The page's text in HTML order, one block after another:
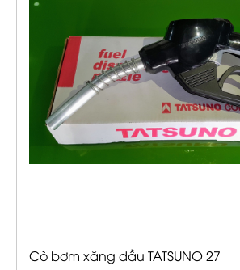
Cò bơm xăng dầu TATSUNO 27